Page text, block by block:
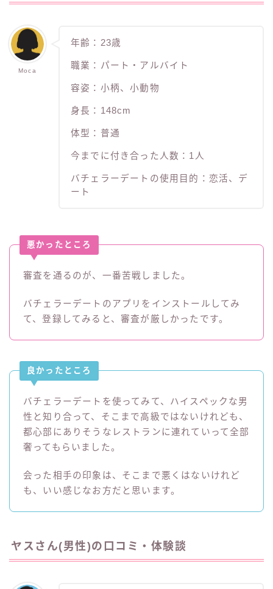
Moca
年齢：23歳
職業：パート・アルバイト
容姿：小柄、小動物
身長：148cm
体型：普通
今までに付き合った人数：1人
バチェラーデートの使用目的：恋活、デ
ート
悪かったところ
審査を通るのが、一番苦戦しました。
バチェラーデートのアプリをインストールしてみ
て、登録してみると、審査が厳しかったです。
良かったところ
バチェラーデートを使ってみて、ハイスペックな男
性と知り合って、そこまで高級ではないけれども、
都心部にありそうなレストランに連れていって全部
奢ってもらいました。
会った相手の印象は、そこまで悪くはないけれど
も、いい感じなお方だと思います。
ヤスさん(男性)の口コミ・体験談